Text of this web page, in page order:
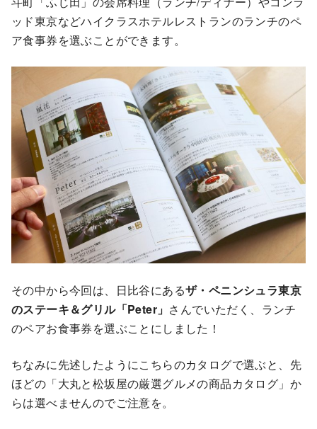
ッド東京などハイクラスホテルレストランのランチのペ
ア食事券を選ぶことができます。
その中から今回は、日比谷にあるザ・ペニンシュラ東京
のステーキ＆グリル「Peter」 さんでいただく、ランチ
のペアお食事券を選ぶことにしました！
ちなみに先述したようにこちらのカタログで選ぶと、先
ほどの「大丸と松坂屋の厳選グルメの商品カタログ」か
らは選べませんのでご注意を。